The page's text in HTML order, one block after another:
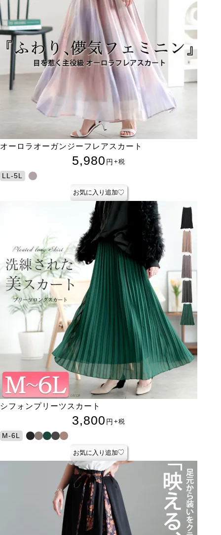
オーロラオーガンジーフレアスカート
5,980 円 +税
LL-5L
お気に入り追加
シフォンプリーツスカート
3,800 円 +税
M-6L
お気に入り追加